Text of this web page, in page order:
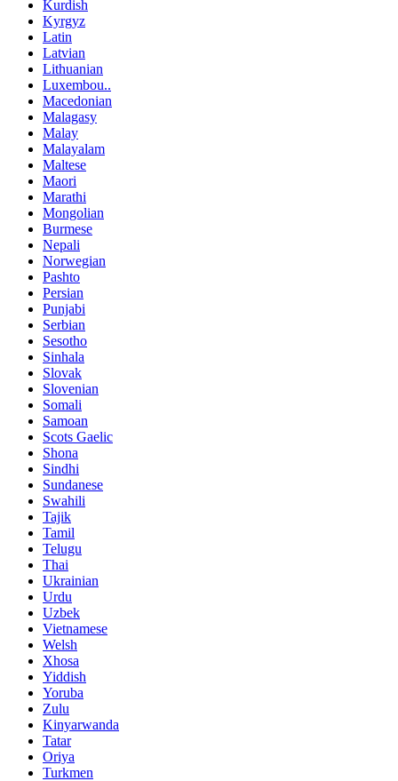
Kurdish
Kyrgyz
Latin
Latvian
Lithuanian
Luxembou..
Macedonian
Malagasy
Malay
Malayalam
Maltese
Maori
Marathi
Mongolian
Burmese
Nepali
Norwegian
Pashto
Persian
Punjabi
Serbian
Sesotho
Sinhala
Slovak
Slovenian
Somali
Samoan
Scots Gaelic
Shona
Sindhi
Sundanese
Swahili
Tajik
Tamil
Telugu
Thai
Ukrainian
Urdu
Uzbek
Vietnamese
Welsh
Xhosa
Yiddish
Yoruba
Zulu
Kinyarwanda
Tatar
Oriya
Turkmen